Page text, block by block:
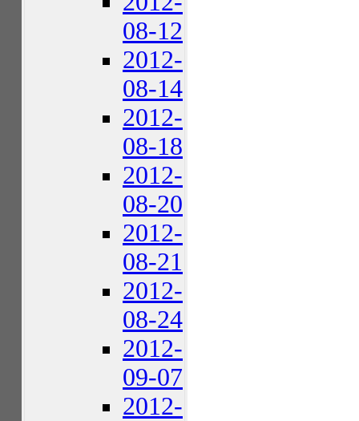
08-12
2012-
08-14
2012-
08-18
2012-
08-20
2012-
08-21
2012-
08-24
2012-
09-07
2012-